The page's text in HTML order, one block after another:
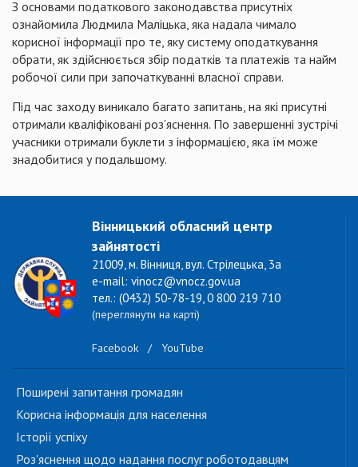
З основами податкового законодавства присутніх
ознайомила Людмила Маліцька, яка надала чимало
корисної інформації про те, яку систему оподаткування
обрати, як здійснюється збір податків та платежів та найм
робочої сили при започаткуванні власної справи.
Під час заходу виникало багато запитань, на які присутні
отримали кваліфіковані роз’яснення. По завершенні зустрічі
учасники отримали буклети з інформацією, яка їм може
знадобитися у подальшому.
Вінницький обласний центр
зайнятості
21009, м. Вінниця, вул. Стрілецька, 3а
e-mail: vinocz@vnocz.gov.ua
тел.: (0432) 50-78-19, 0 800 219 710
(переглянути на карті)
Facebook / YouTube
Поширені запитання громадян
Корисна інформація для населення
Історії успіху
Роз'яснення щодо надання послуг роботодавцям